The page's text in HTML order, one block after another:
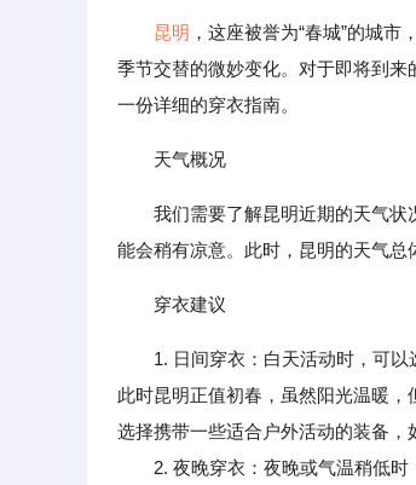
昆明 ，这座被誉为“春城”的城
季节交替的微妙变化。对于即将到
一份详细的穿衣指南。
天气概况
我们需要了解昆明近期的天气状
能会稍有凉意。此时，昆明的天气总
穿衣建议
1. 日间穿衣：白天活动时，可
此时昆明正值初春，虽然阳光温暖
选择携带一些适合户外活动的装备，
2. 夜晚穿衣：夜晚或气温稍低时